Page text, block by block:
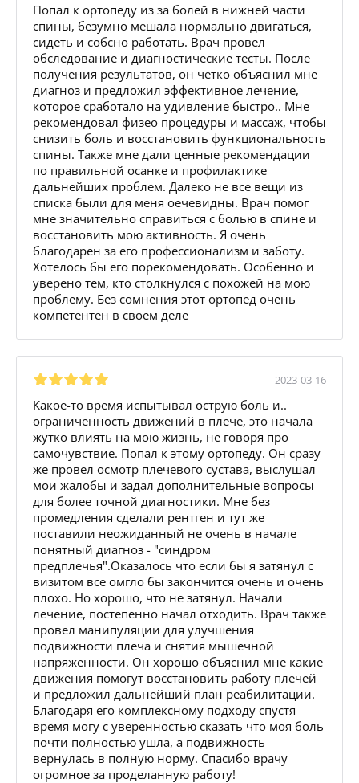
Попал к ортопеду из за болей в нижней части
спины, безумно мешала нормально двигаться,
сидеть и собсно работать. Врач провел
обследование и диагностические тесты. После
получения результатов, он четко объяснил мне
диагноз и предложил эффективное лечение,
которое сработало на удивление быстро.. Мне
рекомендовал физео процедуры и массаж, чтобы
снизить боль и восстановить функциональность
спины. Также мне дали ценные рекомендации
по правильной осанке и профилактике
дальнейших проблем. Далеко не все вещи из
списка были для меня оечевидны. Врач помог
мне значительно справиться с болью в спине и
восстановить мою активность. Я очень
благодарен за его профессионализм и заботу.
Хотелось бы его порекомендовать. Особенно и
уверено тем, кто столкнулся с похожей на мою
проблему. Без сомнения этот ортопед очень
компетентен в своем деле
2023-03-16
Какое-то время испытывал острую боль и..
ограниченность движений в плече, это начала
жутко влиять на мою жизнь, не говоря про
самочувствие. Попал к этому ортопеду. Он сразу
же провел осмотр плечевого сустава, выслушал
мои жалобы и задал дополнительные вопросы
для более точной диагностики. Мне без
промедления сделали рентген и тут же
поставили неожиданный не очень в начале
понятный диагноз - "синдром
предплечья".Оказалось что если бы я затянул с
визитом все омгло бы закончится очень и очень
плохо. Но хорошо, что не затянул. Начали
лечение, постепенно начал отходить. Врач также
провел манипуляции для улучшения
подвижности плеча и снятия мышечной
напряженности. Он хорошо объяснил мне какие
движения помогут восстановить работу плечей
и предложил дальнейший план реабилитации.
Благодаря его комплексному подходу спустя
время могу с уверенностью сказать что моя боль
почти полностью ушла, а подвижность
вернулась в полную норму. Спасибо врачу
огромное за проделанную работу!